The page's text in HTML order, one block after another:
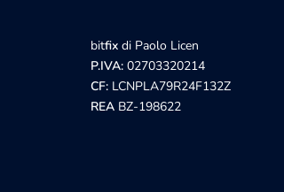
bitfix di Paolo Licen
P.IVA: 02703320214
CF: LCNPLA79R24F132Z
REA BZ-198622